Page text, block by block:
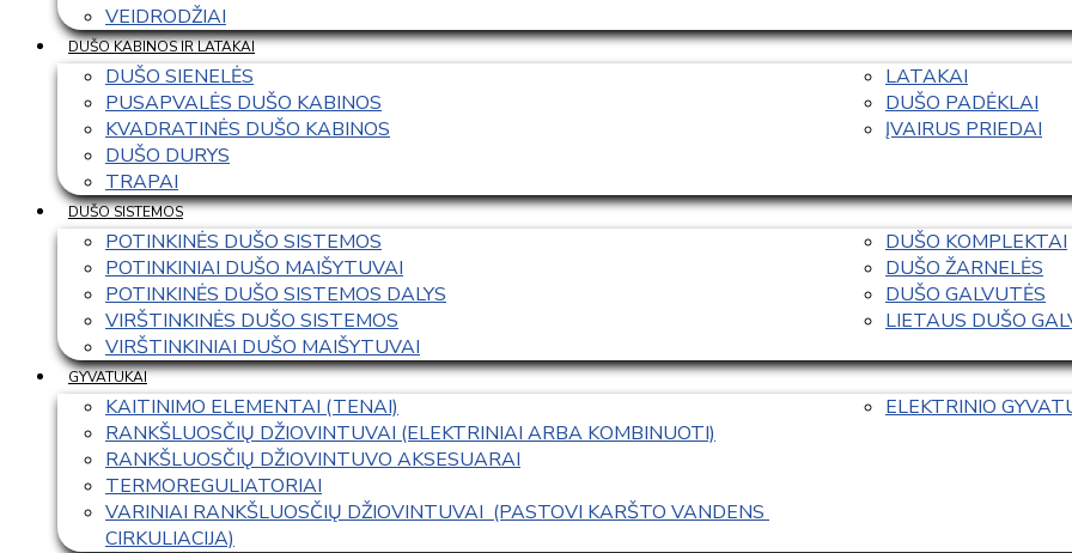
VEIDRODŽIAI
DUŠO KABINOS IR LATAKAI
DUŠO SIENELĖS
PUSAPVALĖS DUŠO KABINOS
KVADRATINĖS DUŠO KABINOS
DUŠO DURYS
TRAPAI
LATAKAI
DUŠO PADĖKLAI
ĮVAIRUS PRIEDAI
DUŠO SISTEMOS
POTINKINĖS DUŠO SISTEMOS
POTINKINIAI DUŠO MAIŠYTUVAI
POTINKINĖS DUŠO SISTEMOS DALYS
VIRŠTINKINĖS DUŠO SISTEMOS
VIRŠTINKINIAI DUŠO MAIŠYTUVAI
DUŠO KOMPLEKTAI
DUŠO ŽARNELĖS
DUŠO GALVUTĖS
LIETAUS DUŠO
GYVATUKAI
KAITINIMO ELEMENTAI (TENAI)
RANKŠLUOSČIŲ DŽIOVINTUVAI (ELEKTRINIAI ARBA KOMBINUOTI)
RANKŠLUOSČIŲ DŽIOVINTUVO AKSESUARAI
TERMOREGULIATORIAI
VARINIAI RANKŠLUOSČIŲ DŽIOVINTUVAI  (PASTOVI KARŠTO VANDENS
CIRKULIACIJA)
ELEKTRINIO